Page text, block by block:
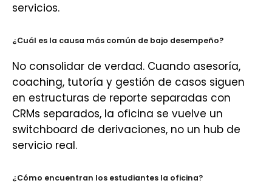
servicios.
¿Cuál es la causa más común de bajo desempeño?
No consolidar de verdad. Cuando asesoría,
coaching, tutoría y gestión de casos siguen
en estructuras de reporte separadas con
CRMs separados, la oficina se vuelve un
switchboard de derivaciones, no un hub de
servicio real.
¿Cómo encuentran los estudiantes la oficina?